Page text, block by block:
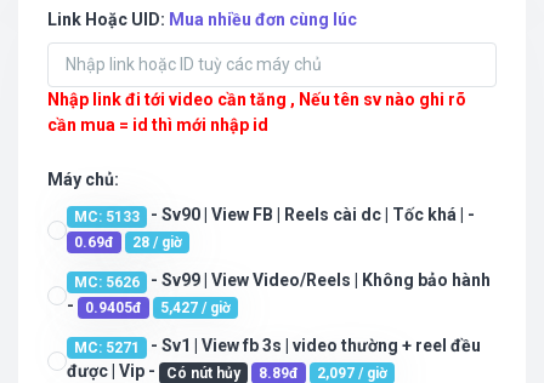
Link Hoặc UID: Mua nhiều đơn cùng lúc
Nhập link đi tới video cần tăng , Nếu tên sv nào ghi rõ
cần mua = id thì mới nhập id
Máy chủ:
MC: 5133 - Sv90 | View FB | Reels cài dc | Tốc khá | -
0.69đ 28 / giờ
MC: 5626
- Sv99 | View Video/Reels | Không bảo hành
-
0.9405đ 5,427 / giờ
MC: 5271
- Sv1 | View fb 3s | video thường + reel đều
được | Vip -
Có nút hủy 8.89đ 2,097 / giờ